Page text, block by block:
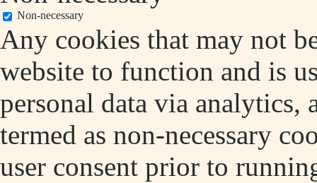
Non-necessary
Any cookies that may not
website to function and is
personal data via analytics,
termed as non-necessary
user consent prior to